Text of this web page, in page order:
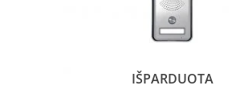
IŠPARDUOTA